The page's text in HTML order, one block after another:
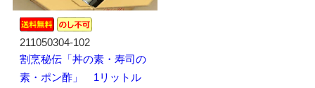
211050304-102
割烹秘伝「丼の素・寿司の
素・ポン酢」 1リットル